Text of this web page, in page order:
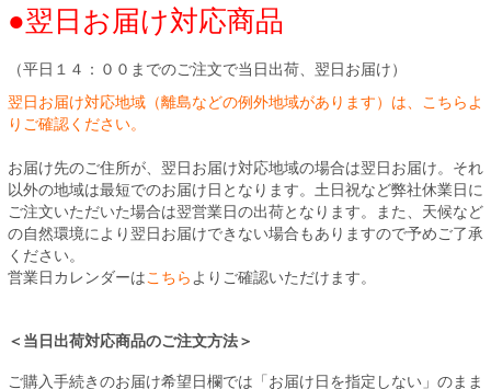
●翌日お届け対応商品
（平日１４：００までのご注文で当日出荷、翌日お届け）
翌日お届け対応地域（離島などの例外地域があります）は、こちらよ
りご確認ください。
お届け先のご住所が、翌日お届け対応地域の場合は翌日お届け。それ
以外の地域は最短でのお届け日となります。土日祝など弊社休業日に
ご注文いただいた場合は翌営業日の出荷となります。また、天候など
の自然環境により翌日お届けできない場合もありますので予めご了承
ください。
営業日カレンダーはこちらよりご確認いただけます。
＜当日出荷対応商品のご注文方法＞
ご購入手続きのお届け希望日欄では「お届け日を指定しない」のまま